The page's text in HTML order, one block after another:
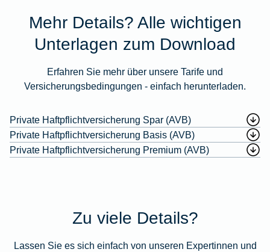
Mehr Details? Alle wichtigen
Unterlagen zum Download
Erfahren Sie mehr über unsere Tarife und
Versicherungsbedingungen - einfach herunterladen.
Private Haftpflichtversicherung Spar (AVB)
Private Haftpflichtversicherung Basis (AVB)
Private Haftpflichtversicherung Premium (AVB)
Zu viele Details?
Lassen Sie es sich einfach von unseren Expertinnen und